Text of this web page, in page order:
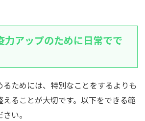
力アップのために日常でで
ためには、特別なことをするよりも
えることが大切です。以下をできる範
い。